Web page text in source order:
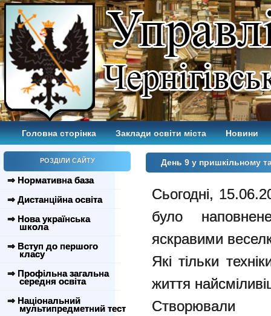
Головна сторінка Заклади освіти міста Новини
РОЗДІЛИ САЙТУ
⇒ Нормативна база
⇒ Дистанційна освіта
⇒ Нова українська
школа
⇒ Вступ до першого
класу
⇒ Профільна загальна
середня освіта
⇒ Національний
мультипредметний тест
День 9 у пришкільному
Сьогодні,
було
яскравими
Які тільки
життя